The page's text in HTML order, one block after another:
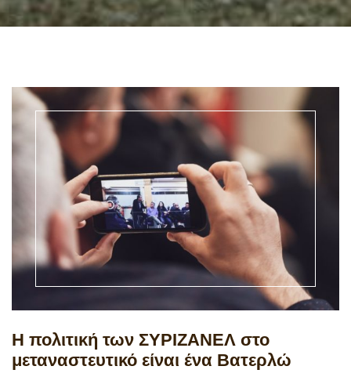
Η πολιτική των ΣΥΡΙΖΑΝΕΛ στο
μεταναστευτικό είναι ένα Βατερλώ